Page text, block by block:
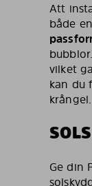
Att
både
vilket
kan du
krångel.
Ge din